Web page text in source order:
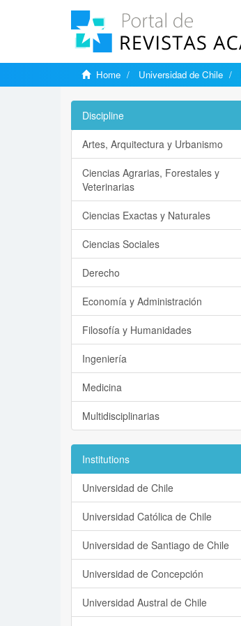
Home Universidad de Chile
Discipline
Artes, Arquitectura y Urbanismo
Ciencias Agrarias, Forestales y
Veterinarias
Ciencias Exactas y Naturales
Ciencias Sociales
Derecho
Economía y Administración
Filosofía y Humanidades
Ingeniería
Medicina
Multidisciplinarias
Institutions
Universidad de Chile
Universidad Católica de Chile
Universidad de Santiago de Chile
Universidad de Concepción
Universidad Austral de Chile